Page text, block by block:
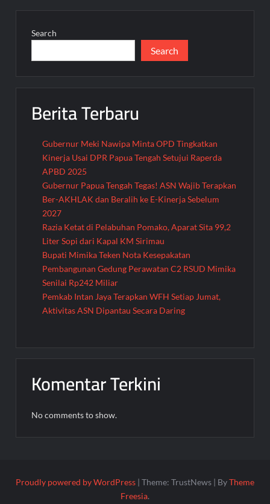
Search
Search
Berita Terbaru
Gubernur Meki Nawipa Minta OPD Tingkatkan
Kinerja Usai DPR Papua Tengah Setujui Raperda
APBD 2025
Gubernur Papua Tengah Tegas! ASN Wajib Terapkan
Ber-AKHLAK dan Beralih ke E-Kinerja Sebelum
2027
Razia Ketat di Pelabuhan Pomako, Aparat Sita 99,2
Liter Sopi dari Kapal KM Sirimau
Bupati Mimika Teken Nota Kesepakatan
Pembangunan Gedung Perawatan C2 RSUD Mimika
Senilai Rp242 Miliar
Pemkab Intan Jaya Terapkan WFH Setiap Jumat,
Aktivitas ASN Dipantau Secara Daring
Komentar Terkini
No comments to show.
Proudly powered by WordPress | Theme: TrustNews | ByTheme
Freesia.